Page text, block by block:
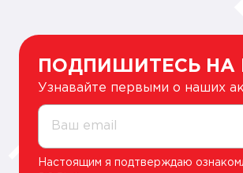
ПОДПИШИТЕСЬ
Узнавайте первыми о наших
Ваш email
Настоящим я подтверждаю